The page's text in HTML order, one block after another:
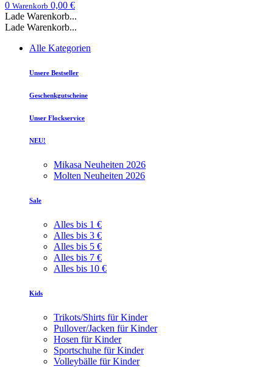
0 Warenkorb 0,00 €
Lade Warenkorb...
Lade Warenkorb...
Alle Kategorien
Unsere Bestseller
Geschenkgutscheine
Unser Flockservice
NEU!
Mikasa Neuheiten 2026
Molten Neuheiten 2026
Sale
Alles bis 1 €
Alles bis 3 €
Alles bis 5 €
Alles bis 7 €
Alles bis 10 €
Kids
Trikots/Shirts für Kinder
Pullover/Jacken für Kinder
Hosen für Kinder
Sportschuhe für Kinder
Volleybälle für Kinder